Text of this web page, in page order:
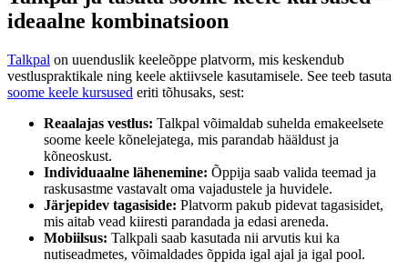
ideaalne kombinatsioon
Talkpal on uuenduslik keeleõppe platvorm, mis keskendub
vestluspraktikale ning keele aktiivsele kasutamisele. See teeb tasuta
soome keele kursused eriti tõhusaks, sest:
Reaalajas vestlus: Talkpal võimaldab suhelda emakeelsete
soome keele kõnelejatega, mis parandab hääldust ja
kõneoskust.
Individuaalne lähenemine: Õppija saab valida teemad ja
raskusastme vastavalt oma vajadustele ja huvidele.
Järjepidev tagasiside: Platvorm pakub pidevat tagasisidet,
mis aitab vead kiiresti parandada ja edasi areneda.
Mobiilsus: Talkpali saab kasutada nii arvutis kui ka
nutiseadmetes, võimaldades õppida igal ajal ja igal pool.